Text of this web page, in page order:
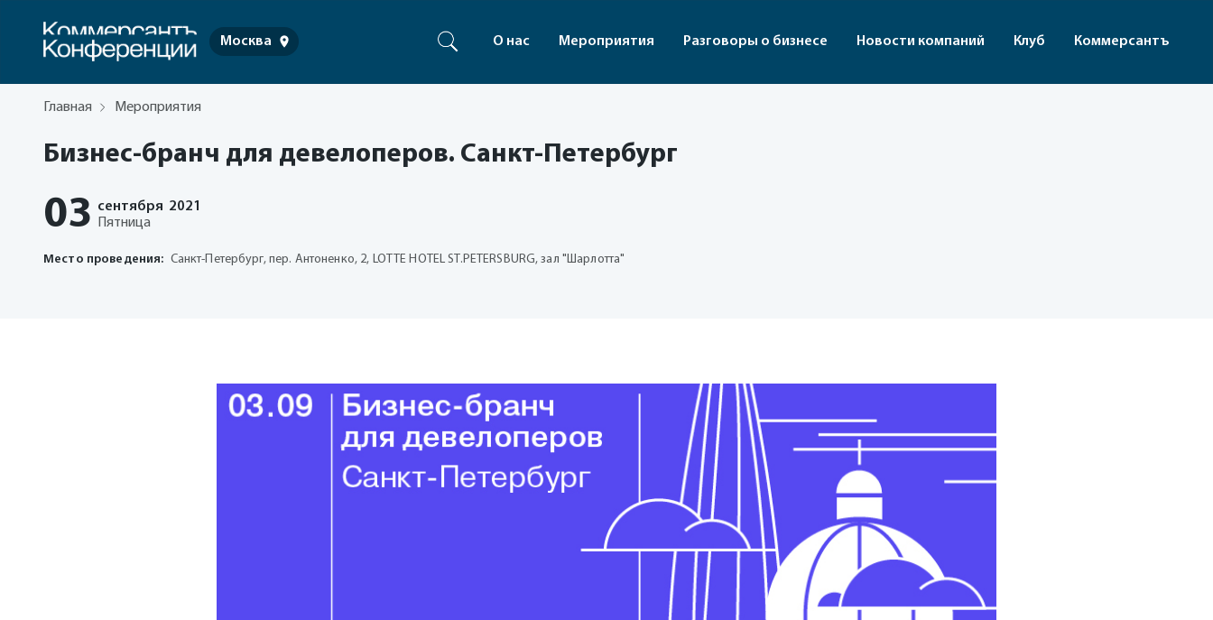
Москва О нас Мероприятия Разговоры о бизнесе Новости компаний Клуб Коммерсантъ
Главная Мероприятия
Бизнес-бранч для девелоперов. Санкт-Петербург
03 сентября 2021
Пятница
Место проведения: Санкт-Петербург, пер. Антоненко, 2, LOTTE HOTEL ST.PETERSBURG, зал "Шарлотта"